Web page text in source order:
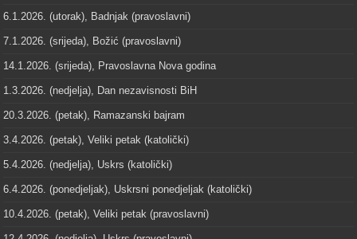
6.1.2026. (utorak), Badnjak (pravoslavni)
7.1.2026. (srijeda), Božić (pravoslavni)
14.1.2026. (srijeda), Pravoslavna Nova godina
1.3.2026. (nedjelja), Dan nezavisnosti BiH
20.3.2026. (petak), Ramazanski bajram
3.4.2026. (petak), Veliki petak (katolički)
5.4.2026. (nedjelja), Uskrs (katolički)
6.4.2026. (ponedjeljak), Uskrsni ponedjeljak (katolički)
10.4.2026. (petak), Veliki petak (pravoslavni)